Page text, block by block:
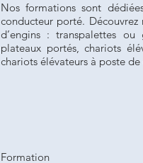
Nos formations sont
conducteur porté.
d’engins : transpalettes
plateaux portés, chariots
chariots élévateurs à poste
Formation